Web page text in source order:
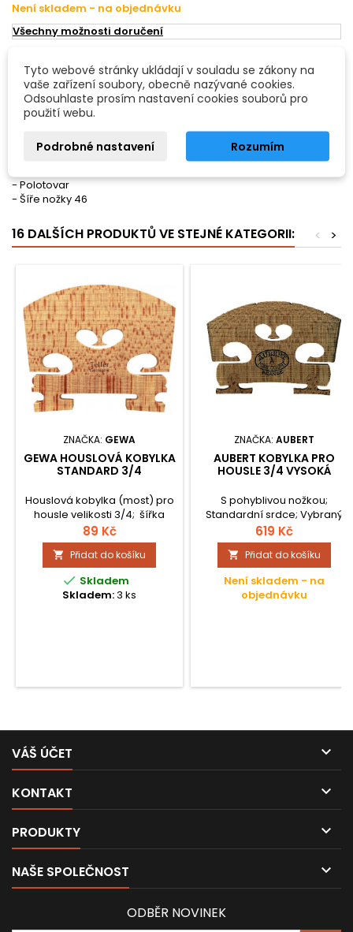
Není skladem - na objednávku
Všechny možnosti doručení
POPIS DETAILY PRODUKTU
Kobylka pro violu
Model č.10
- Vybraná, špičková kvalita (A-kvalita)
- Polotovar
- Šíře nožky 46
16 DALŠÍCH PRODUKTŮ VE STEJNÉ KATEGORII: >
<
ZNAČKA: GEWA
GEWA HOUSLOVÁ KOBYLKA
STANDARD 3/4
Houslová kobylka (most) pro
housle velikosti 3/4; šířka
nožek: 38 mm; materiál;
Bosenský javor.
89 Kč
 Přidat do košíku
 Skladem
Skladem:3 ks
ZNAČKA: AUBERT
AUBERT KOBYLKA PRO
HOUSLE 3/4 VYSOKÁ
S pohyblivou nožkou;
Standardní srdce; Vybraný
javor; Kvalitní provedení;
Pravidelný fládr;
Skladované/sušené dřevo;
619 Kč
 Přidat do košíku
Není skladem - na
objednávku
VÁŠ ÚČET 
KONTAKT 
PRODUKTY 
NAŠE SPOLEČNOST 
ODBĚR NOVINEK
Tyto webové stránky ukládají v souladu se zákony na
vaše zařízení soubory, obecně nazývané cookies.
Odsouhlaste prosím nastavení cookies souborů pro
použití webu.
Podrobné nastavení Rozumím